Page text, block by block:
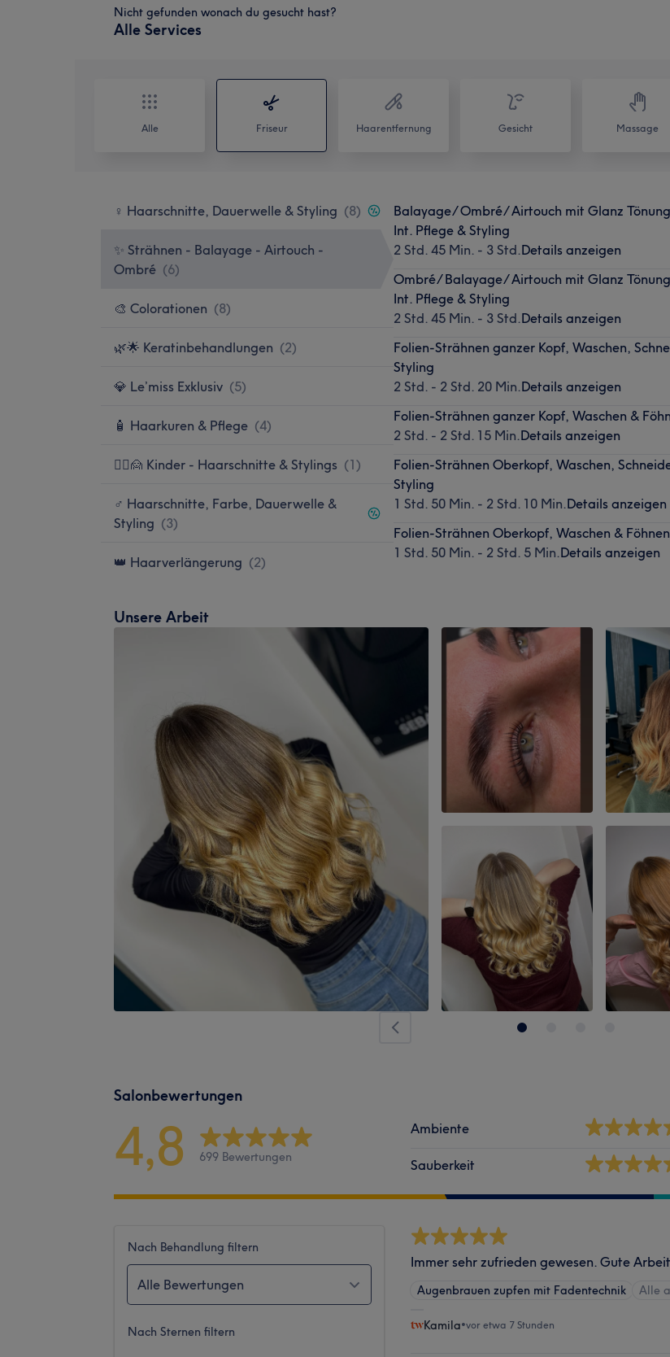
Nicht gefunden wonach du gesucht hast?
Alle Services
Alle Friseur Haarentfernung Gesicht Massage
♀️ Haarschnitte, Dauerwelle & Styling (8)
✨️ Strähnen - Balayage - Airtouch -
Ombré (6)
🎨 Colorationen (8)
🌿🌟 Keratinbehandlungen (2)
💎 Le’miss Exklusiv (5)
🧴 Haarkuren & Pflege (4)
🙍‍♀️🙍 Kinder - Haarschnitte & Stylings (1)
♂️ Haarschnitte, Farbe, Dauerwelle &
Styling (3)
👑 Haarverlängerung (2)
Balayage/ Ombré/ Airtouch mit Glanz
Int. Pflege & Styling
2 Std. 45 Min. - 3 Std.Details anzeigen
Ombré/ Balayage/ Airtouch mit Glanz
Int. Pflege & Styling
2 Std. 45 Min. - 3 Std.Details anzeigen
Folien-Strähnen ganzer Kopf, Waschen,
Styling
2 Std. - 2 Std. 20 Min.Details anzeigen
Folien-Strähnen ganzer Kopf, Waschen &
2 Std. - 2 Std. 15 Min.Details anzeigen
Folien-Strähnen Oberkopf, Waschen,
Styling
1 Std. 50 Min. - 2 Std. 10 Min.Details anzeigen
Folien-Strähnen Oberkopf, Waschen &
1 Std. 50 Min. - 2 Std. 5 Min.Details anzeigen
Unsere Arbeit
Salonbewertungen
4,8 699 Bewertungen
Ambiente
Sauberkeit
Nach Behandlung filtern
Alle Bewertungen
Nach Sternen filtern
Immer sehr zufrieden gewesen. Gute
Augenbrauen zupfen mit Fadentechnik Alle
Kamila•vor etwa 7 Stunden